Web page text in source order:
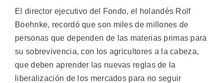
El director ejecutivo del Fondo, el holandés Rolf
Boehnke, recordó que son miles de millones de
personas que dependen de las materias primas para
su sobrevivencia, con los agricultores a la cabeza,
que deben aprender las nuevas reglas de la
liberalización de los mercados para no seguir